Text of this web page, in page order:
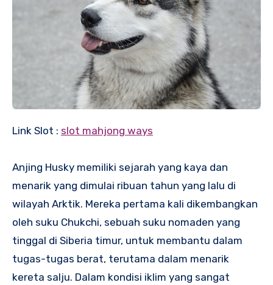
Link Slot : slot mahjong ways
Anjing Husky memiliki sejarah yang kaya dan
menarik yang dimulai ribuan tahun yang lalu di
wilayah Arktik. Mereka pertama kali dikembangkan
oleh suku Chukchi, sebuah suku nomaden yang
tinggal di Siberia timur, untuk membantu dalam
tugas-tugas berat, terutama dalam menarik
kereta salju. Dalam kondisi iklim yang sangat